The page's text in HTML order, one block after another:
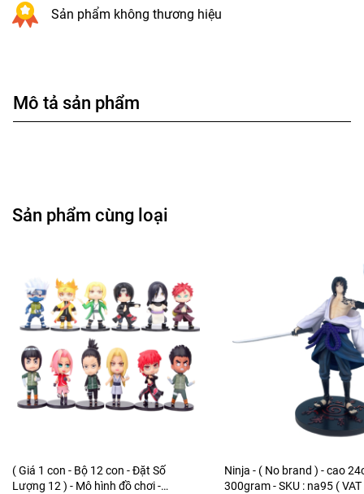
Sản phẩm không thương hiệu
Mô tả sản phẩm
Sản phẩm cùng loại
( Giá 1 con - Bộ 12 con - Đặt Số
Lượng 12 ) - Mô hình đồ chơi -
Ninja - ( No brand ) - cao
300gram - SKU : na95 (